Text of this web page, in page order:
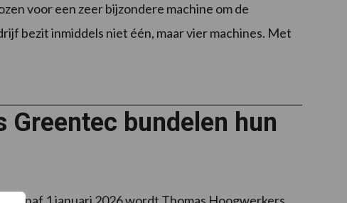
voor een zeer bijzondere machine om de
bezit inmiddels niet één, maar vier machines. Met
bundelen hun